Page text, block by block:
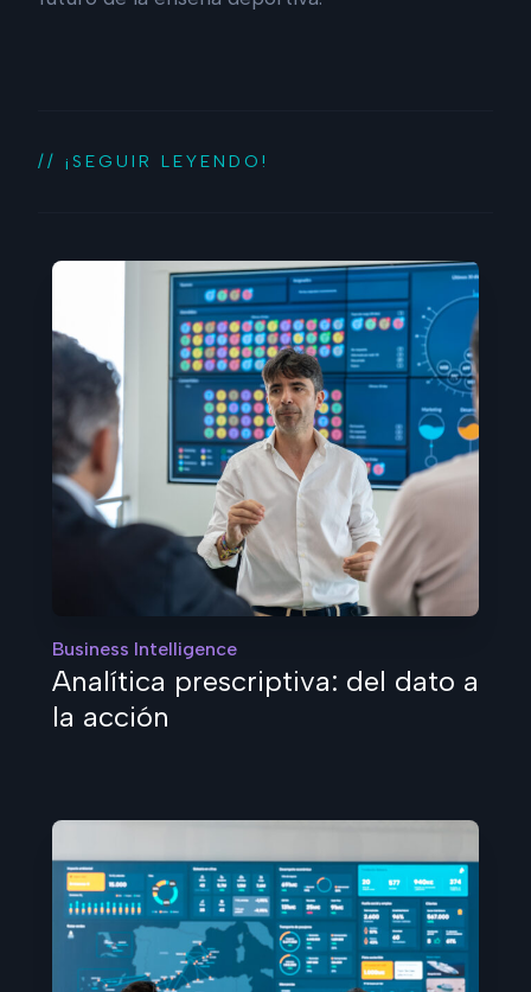
// ¡SEGUIR LEYENDO!
Business Intelligence
Analítica prescriptiva: del dato a
la acción